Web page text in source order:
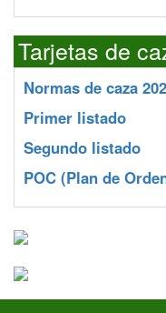
Tarjetas de
Normas de caza
Primer listado
Segundo listado
POC (Plan de